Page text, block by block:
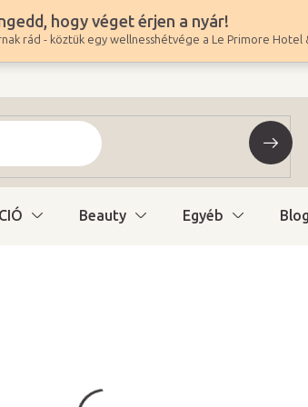
hogy véget érjen a nyár!
rád - köztük egy wellnesshétvége a Le Primore
Beauty Egyéb